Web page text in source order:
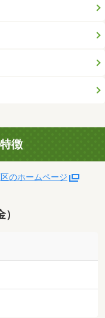
徴
のホームページ